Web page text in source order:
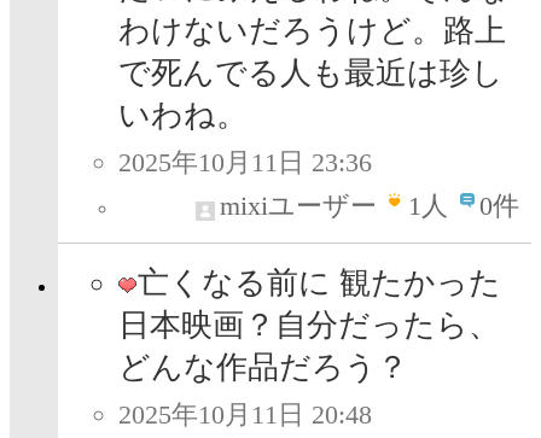
わけないだろうけど。路上
で死んでる人も最近は珍し
いわね。
2025年10月11日 23:36
mixiユーザー
1人 0件
亡くなる前に 観たかった
日本映画？自分だったら、
どんな作品だろう？
2025年10月11日 20:48